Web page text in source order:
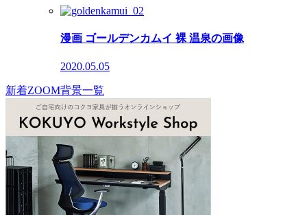
漫画 ゴールデンカムイ 裸 温泉の画像
2020.05.05
新着ZOOM背景一覧